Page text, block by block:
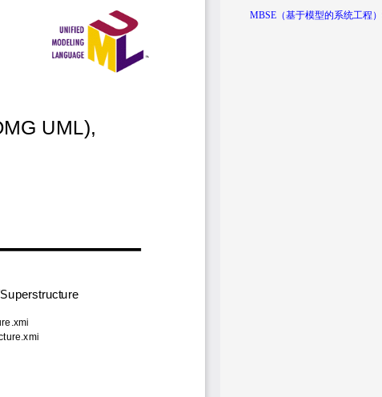
MBSE（基于模型的系统工程